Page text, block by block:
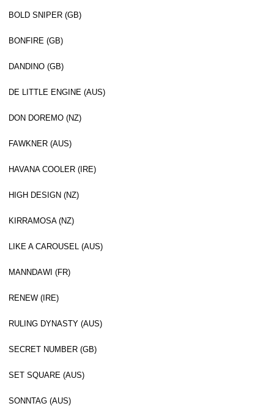
BOLD SNIPER (GB)
BONFIRE (GB)
DANDINO (GB)
DE LITTLE ENGINE (AUS)
DON DOREMO (NZ)
FAWKNER (AUS)
HAVANA COOLER (IRE)
HIGH DESIGN (NZ)
KIRRAMOSA (NZ)
LIKE A CAROUSEL (AUS)
MANNDAWI (FR)
RENEW (IRE)
RULING DYNASTY (AUS)
SECRET NUMBER (GB)
SET SQUARE (AUS)
SONNTAG (AUS)